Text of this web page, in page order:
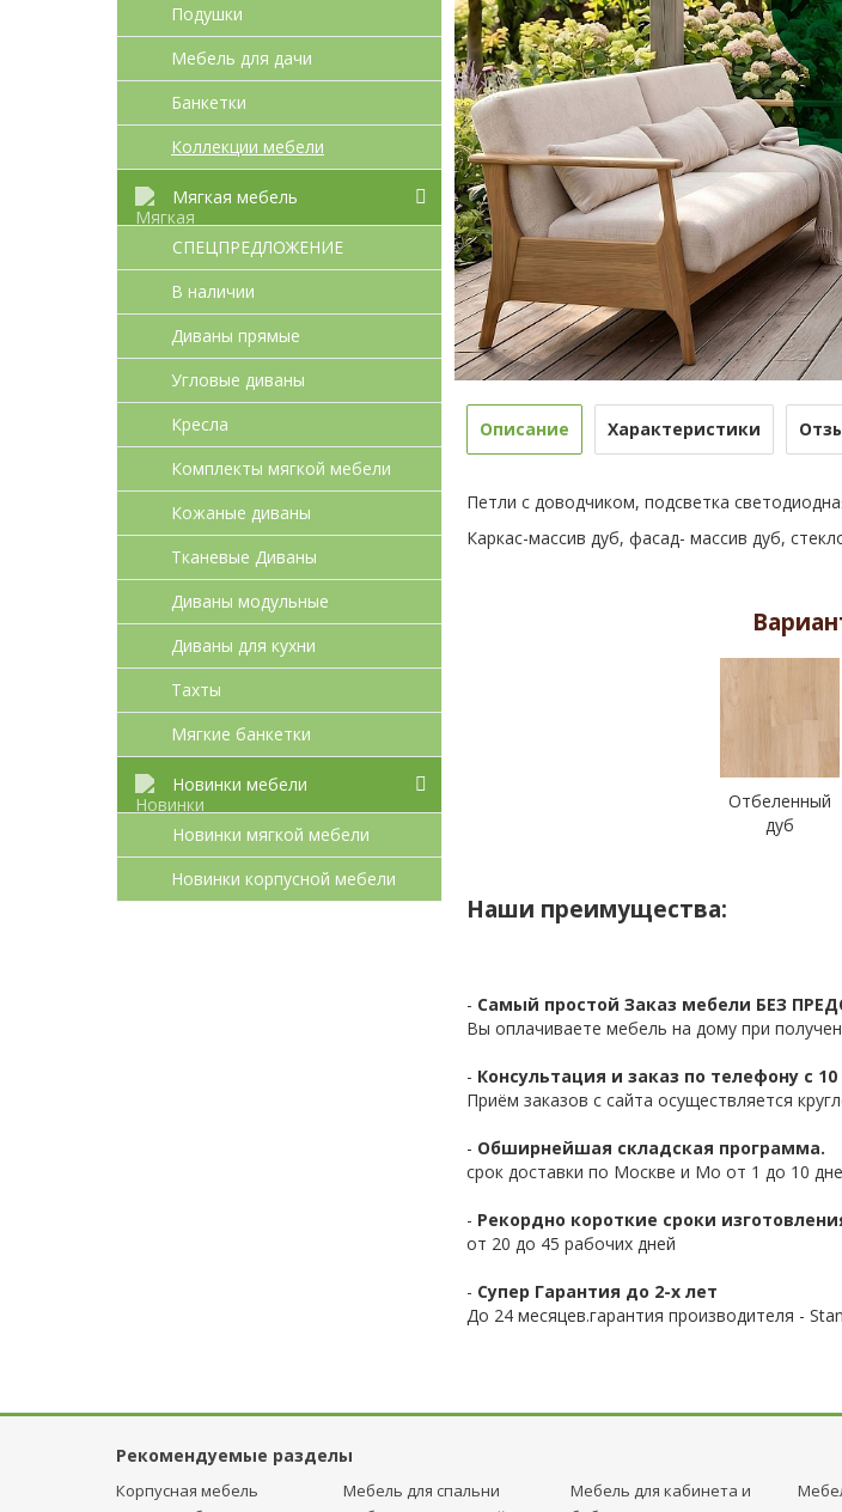
Подушки
Мебель для дачи
Банкетки
Коллекции мебели
Мягкая мебель
СПЕЦПРЕДЛОЖЕНИЕ
В наличии
Диваны прямые
Угловые диваны
Кресла
Комплекты мягкой мебели
Кожаные диваны
Тканевые Диваны
Диваны модульные
Диваны для кухни
Тахты
Мягкие банкетки
Новинки мебели
Новинки мягкой мебели
Новинки корпусной мебели
Описание Характеристики
Петли с доводчиком, подсветка
Каркас-массив дуб, фасад- массив дуб,
Отбеленный
дуб
Наши преимущества:
- Самый простой Заказ мебели БЕЗ
Вы оплачиваете мебель на дому при
- Консультация и заказ по телефону с
Приём заказов с сайта осуществляется
- Обширнейшая складская программа.
срок доставки по Москве и Мо от 1 до 10
- Рекордно короткие сроки
от 20 до 45 рабочих дней
- Супер Гарантия до 2-х лет
До 24 месяцев.гарантия производителя -
Рекомендуемые разделы
Корпусная мебель
Мебель для спальни
Мебель для кабинета и